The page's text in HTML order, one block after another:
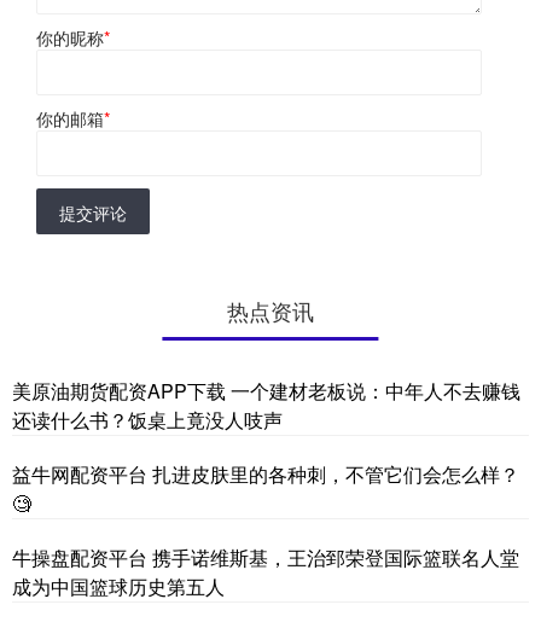
你的昵称*
你的邮箱*
提交评论
热点资讯
美原油期货配资APP下载 一个建材老板说：中年人不去赚钱
还读什么书？饭桌上竟没人吱声
益牛网配资平台 扎进皮肤里的各种刺，不管它们会怎么样？
🧐
牛操盘配资平台 携手诺维斯基，王治郅荣登国际篮联名人堂
成为中国篮球历史第五人